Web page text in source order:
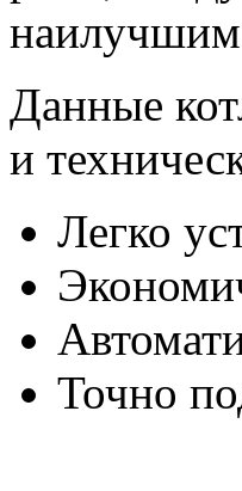
наилучшим
Данные
и
Легко
Точно